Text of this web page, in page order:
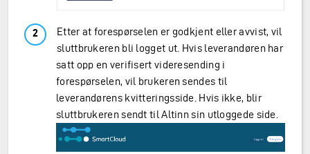
Etter at forespørselen er godkjent eller avvist, vil
sluttbrukeren bli logget ut. Hvis leverandøren har
satt opp en verifisert videresending i
forespørselen, vil brukeren sendes til
leverandørens kvitteringsside. Hvis ikke, blir
sluttbrukeren sendt til Altinn sin utloggede side.